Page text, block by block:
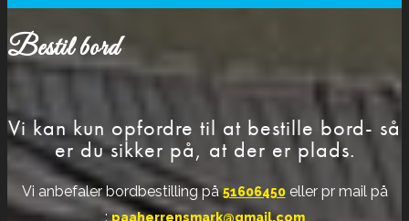
Bestil bord
Vi kan kun opfordre til at bestille bord- så
er du sikker på, at der er plads.
Vi anbefaler bordbestilling på51606450eller pr mail på
:paaherrensmark@gmail.com